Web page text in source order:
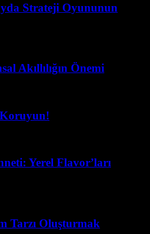
Strateji Oyununun
Akıllılığın Önemi
Koruyun!
Yerel Flavor’ları
Tarzı Oluşturmak